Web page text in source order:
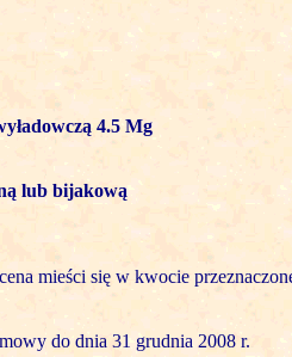
4.5 Mg
lub bijakową
mieści się w kwocie
do dnia 31 grudnia 2008 r.